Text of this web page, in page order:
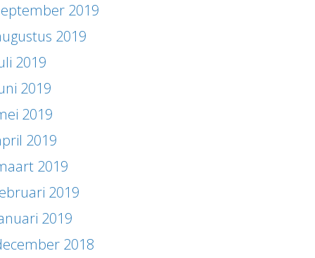
2019
2019
2019
2019
2019
2019
2019
2019
2019
2018